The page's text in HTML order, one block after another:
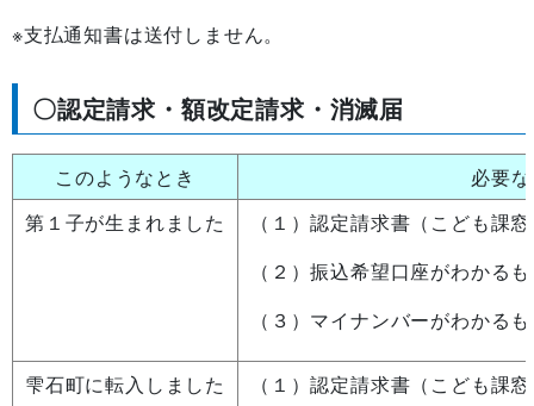
※支払通知書は送付しません。
〇認定請求・額改定請求・消滅届
このようなとき
必要
第１子が生まれました
（１）認定請求書（こども課
（２）振込希望口座がわかる
（３）マイナンバーがわかる
雫石町に転入しました （１）認定請求書（こども課